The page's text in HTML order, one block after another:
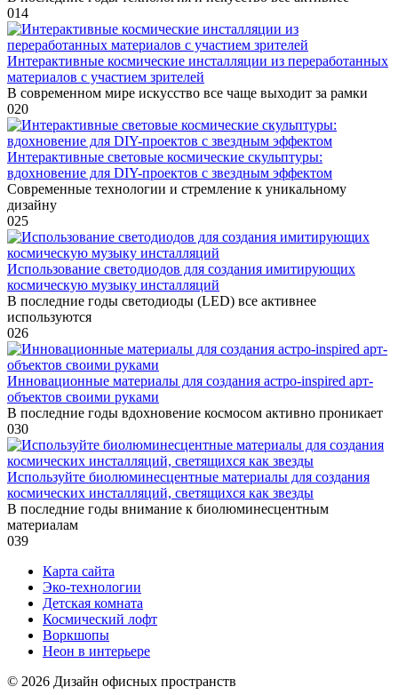
014
Интерактивные космические инсталляции из переработанных
материалов с участием зрителей
В современном мире искусство все чаще выходит за рамки
020
Интерактивные световые космические скульптуры:
вдохновение для DIY-проектов с звездным эффектом
Современные технологии и стремление к уникальному
дизайну
025
Использование светодиодов для создания имитирующих
космическую музыку инсталляций
В последние годы светодиоды (LED) все активнее
используются
026
Инновационные материалы для создания астро-inspired арт-
объектов своими руками
В последние годы вдохновение космосом активно проникает
030
Используйте биолюминесцентные материалы для создания
космических инсталляций, светящихся как звезды
В последние годы внимание к биолюминесцентным
материалам
039
Карта сайта
Эко-технологии
Детская комната
Космический лофт
Воркшопы
Неон в интерьере
© 2026 Дизайн офисных пространств